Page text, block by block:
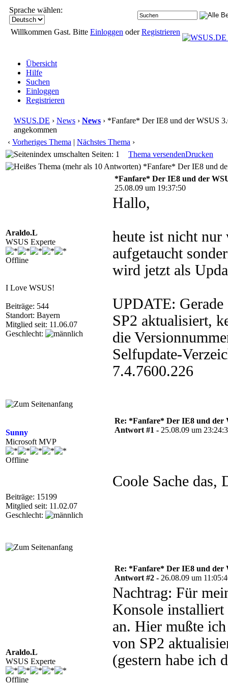
Sprache wählen:
Willkommen Gast. Bitte Einloggen oderRegistrieren
Übersicht
Hilfe
Suchen
Einloggen
Registrieren
WSUS.DE › News › News › *Fanfare* Der IE8 und der WSUS
angekommen
‹ Vorheriges Thema | Nächstes Thema ›
Seiten: 1
Thema versendenDrucken
*Fanfare* Der IE8 und
Araldo.L
WSUS Experte
Offline
I Love WSUS!
Beiträge: 544
Standort: Bayern
Mitglied seit: 11.06.07
Geschlecht:
*Fanfare* Der IE8 und der
25.08.09 um 19:37:50
Hallo,
heute ist nicht
aufgetaucht
wird jetzt als
UPDATE:
SP2 aktualisiert,
die
Selfupdate-
7.4.7600.226
Sunny
Microsoft MVP
Offline
Beiträge: 15199
Mitglied seit: 11.02.07
Geschlecht:
Re: *Fanfare* Der IE8 und der
Antwort #1 - 25.08.09 um
Coole Sache
Araldo.L
WSUS Experte
Offline
Re: *Fanfare* Der IE8 und der
Antwort #2 - 26.08.09 um
Nachtrag: Für
Konsole installiert
an. Hier mußte
von SP2
(gestern habe ich